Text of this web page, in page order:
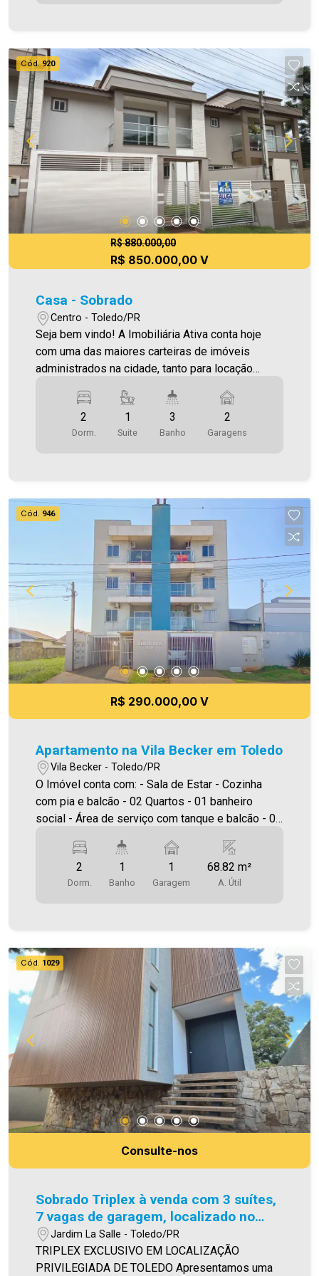
Cód.920
R$ 880.000,00
R$ 850.000,00 V
Casa - Sobrado
Centro - Toledo/PR
Seja bem vindo! A Imobiliária Ativa conta hoje
com uma das maiores carteiras de imóveis
administrados na cidade, tanto para locação
opções! Sobrado localizado no Centro. O Imóvel
conta com: - Sala de Estar - Sala de Jantar -
Cozinha - 01 Suíte - 02 Quartos - 03 WC`s (suíte,
novo lar É AGORA! Imobiliária Ativa, sinta-se em
casa ! `As informações aqui prestadas são
verdadeiras, todavia, reservamo-nos o direito de
corrigir qualquer erro de digitação e ou ortografia,
bem como alteração dos preços e imagens.
Fotos meramente ilustrativas`
2
Dorm.
1
Suite
3
Banho
2
Garagens
Cód. 946
R$ 290.000,00 V
Apartamento na Vila Becker em Toledo
Vila Becker - Toledo/PR
O Imóvel conta com: - Sala de Estar - Cozinha
com pia e balcão - 02 Quartos - 01 banheiro
social - Área de serviço com tanque e balcão - 01
(Fundo de Conservação do Imóvel), equivalente a
6% do valor do aluguel. Para mais detalhes sobre
o FCI, acesse o menu LOCAÇÃO em nosso site. A
na venda. Aproveite essa oportunidade, agende
uma visita! Imobiliária Ativa | Sinta-se em casa! -
As informações aqui prestadas são verdadeiras,
todavia, reservamo-nos o direito de corrigir
qualquer erro de digitação e/ou ortografia, bem
como alteração dos preços e imagens. Fotos
meramente ilustrativas.
2
Dorm.
1
Banho
1
Garagem
68.82 m²
A. Útil
Cód. 1029
Consulte-nos
Sobrado Triplex à venda com 3 suítes,
7 vagas de garagem, localizado no
Jardim La Salle - Toledo/PR
Jardim La Salle - Toledo/PR
TRIPLEX EXCLUSIVO EM LOCALIZAÇÃO
PRIVILEGIADA DE TOLEDO Apresentamos uma